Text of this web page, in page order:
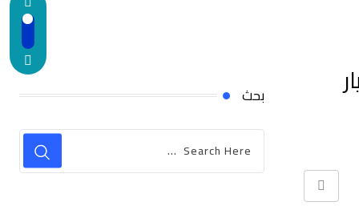
حوالي 5ر3 مليار
Print
بحث